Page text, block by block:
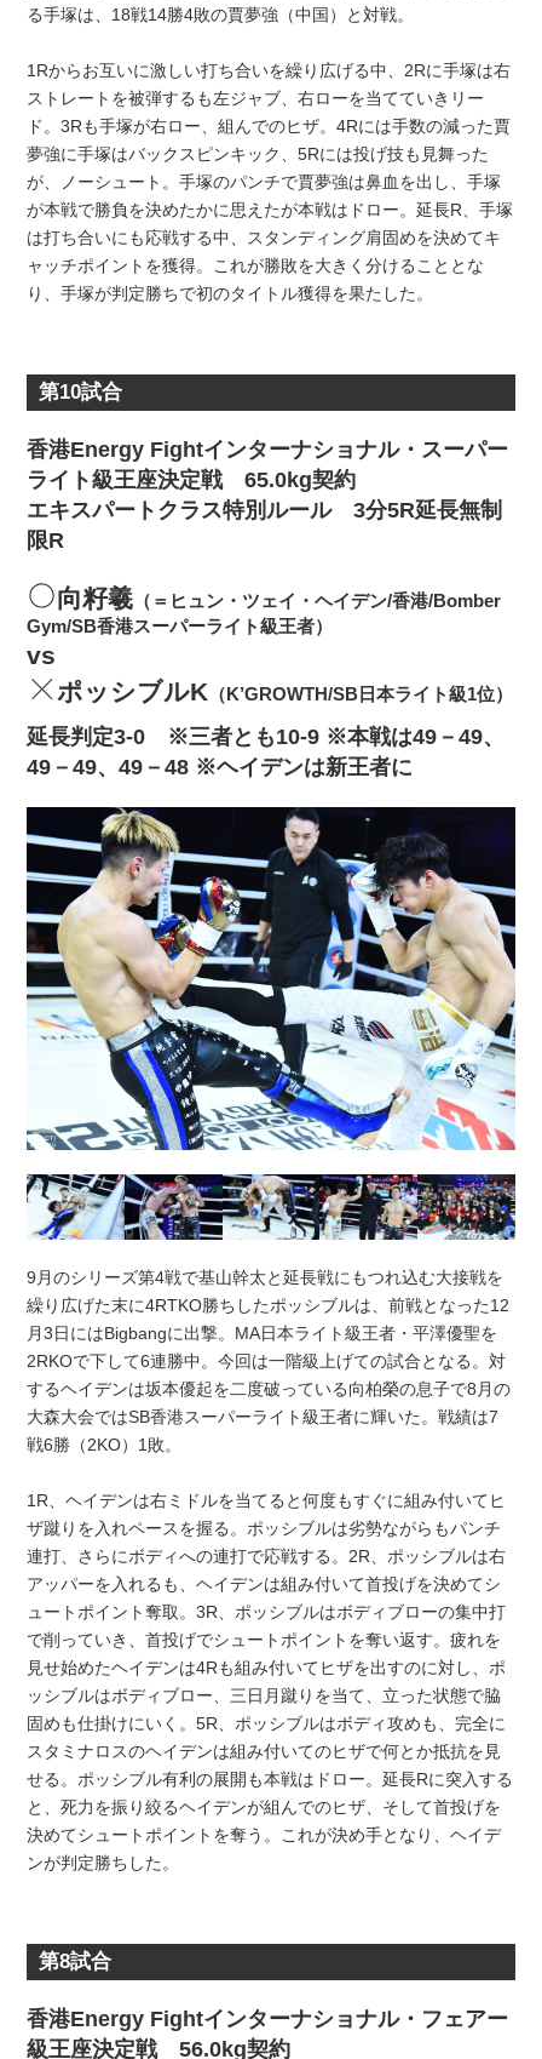
る手塚は、18戦14勝4敗の賈夢強（中国）と対戦。
1Rからお互いに激しい打ち合いを繰り広げる中、2Rに手塚は右
ストレートを被弾するも左ジャブ、右ローを当てていきリー
ド。3Rも手塚が右ロー、組んでのヒザ。4Rには手数の減った賈
夢強に手塚はバックスピンキック、5Rには投げ技も見舞った
が、ノーシュート。手塚のパンチで賈夢強は鼻血を出し、手塚
が本戦で勝負を決めたかに思えたが本戦はドロー。延長R、手塚
は打ち合いにも応戦する中、スタンディング肩固めを決めてキ
ャッチポイントを獲得。これが勝敗を大きく分けることとな
り、手塚が判定勝ちで初のタイトル獲得を果たした。
第10試合
香港Energy Fightインターナショナル・スーパー
ライト級王座決定戦 65.0kg契約
エキスパートクラス特別ルール 3分5R延長無制
限R
向籽羲 （＝ヒュン・ツェイ・ヘイデン/香港/Bomber
Gym/SB香港スーパーライト級王者）
vs
ポッシブルK （K’GROWTH/SB日本ライト級1位）
延長判定3‐0 ※三者とも10‐9 ※本戦は49－49、
49－49、49－48 ※ヘイデンは新王者に
9月のシリーズ第4戦で基山幹太と延長戦にもつれ込む大接戦を
繰り広げた末に4RTKO勝ちしたポッシブルは、前戦となった12
月3日にはBigbangに出撃。MA日本ライト級王者・平澤優聖を
2RKOで下して6連勝中。今回は一階級上げての試合となる。対
するヘイデンは坂本優起を二度破っている向柏榮の息子で8月の
大森大会ではSB香港スーパーライト級王者に輝いた。戦績は7
戦6勝（2KO）1敗。
1R、ヘイデンは右ミドルを当てると何度もすぐに組み付いてヒ
ザ蹴りを入れペースを握る。ポッシブルは劣勢ながらもパンチ
連打、さらにボディへの連打で応戦する。2R、ポッシブルは右
アッパーを入れるも、ヘイデンは組み付いて首投げを決めてシ
ュートポイント奪取。3R、ポッシブルはボディブローの集中打
で削っていき、首投げでシュートポイントを奪い返す。疲れを
見せ始めたヘイデンは4Rも組み付いてヒザを出すのに対し、ポ
ッシブルはボディブロー、三日月蹴りを当て、立った状態で脇
固めも仕掛けにいく。5R、ポッシブルはボディ攻めも、完全に
スタミナロスのヘイデンは組み付いてのヒザで何とか抵抗を見
せる。ポッシブル有利の展開も本戦はドロー。延長Rに突入する
と、死力を振り絞るヘイデンが組んでのヒザ、そして首投げを
決めてシュートポイントを奪う。これが決め手となり、ヘイデ
ンが判定勝ちした。
第8試合
香港Energy Fightインターナショナル・フェアー
級王座決定戦 56.0kg契約